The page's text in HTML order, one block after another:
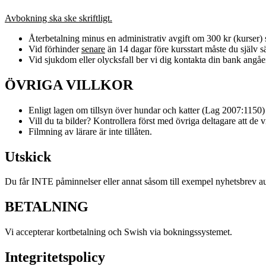
Avbokning ska ske skriftligt.
Återbetalning minus en administrativ avgift om 300 kr (kurser)
Vid förhindersenare än 14 dagar före kursstart måste du själv
Vid sjukdom eller olycksfall ber vi dig kontakta din bank
ÖVRIGA VILLKOR
Enligt lagen om tillsyn över hundar och katter (Lag
Vill du ta bilder? Kontrollera först med övriga deltagare att de
Filmning av lärare är inte tillåten.
Utskick
Du får INTE påminnelser eller annat såsom till exempel nyhetsbrev
BETALNING
Vi accepterar kortbetalning och Swish via bokningssystemet.
Integritetspolicy